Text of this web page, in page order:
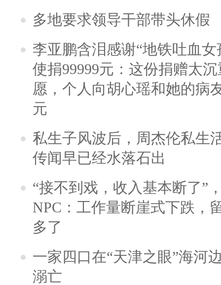
多地要求领导干部带头休假
李亚鹏含泪感谢“地铁吐血
使捐99999元：这份捐赠太
愿，个人向胡心瑶和她的病
元
私生子风波后，周杰伦私生
传闻早已经水落石出
“接不到戏，收入基本断了”
NPC：工作量断崖式下跌，
多了
一家四口在“天津之眼”海河
溺亡